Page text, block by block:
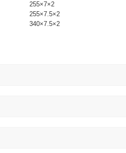
255×7×2
255×7.5×2
340×7.5×2